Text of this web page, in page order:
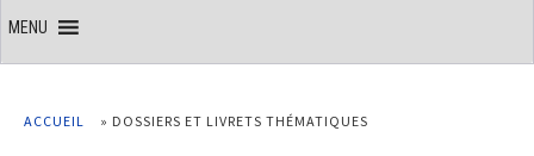
MENU
ACCUEIL » DOSSIERS ET LIVRETS THÉMATIQUES